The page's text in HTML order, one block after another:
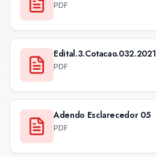
PDF
Edital.3.Cotacao.032.2021
PDF
Adendo Esclarecedor 05
PDF